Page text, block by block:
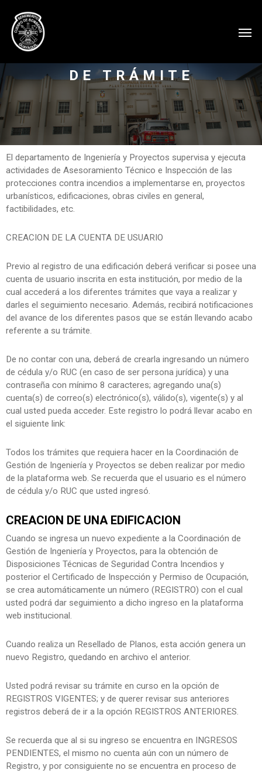
DE TRÁMITE
El departamento de Ingeniería y Proyectos supervisa y ejecuta
actividades de Asesoramiento Técnico e Inspección de las
protecciones contra incendios a implementarse en, proyectos
urbanísticos, edificaciones, obras civiles en general,
factibilidades, etc.
CREACION DE LA CUENTA DE USUARIO
Previo al registro de una edificación deberá verificar si posee una
cuenta de usuario inscrita en esta institución, por medio de la
cual accederá a los diferentes trámites que vaya a realizar y
darles el seguimiento necesario. Además, recibirá notificaciones
del avance de los diferentes pasos que se están llevando acabo
referente a su trámite.
De no contar con una, deberá de crearla ingresando un número
de cédula y/o RUC (en caso de ser persona jurídica) y una
contraseña con mínimo 8 caracteres; agregando una(s)
cuenta(s) de correo(s) electrónico(s), válido(s), vigente(s) y al
cual usted pueda acceder. Este registro lo podrá llevar acabo en
el siguiente link:
Todos los trámites que requiera hacer en la Coordinación de
Gestión de Ingeniería y Proyectos se deben realizar por medio
de la plataforma web. Se recuerda que el usuario es el número
de cédula y/o RUC que usted ingresó.
CREACION DE UNA EDIFICACION
Cuando se ingresa un nuevo expediente a la Coordinación de
Gestión de Ingeniería y Proyectos, para la obtención de
Disposiciones Técnicas de Seguridad Contra Incendios y
posterior el Certificado de Inspección y Permiso de Ocupación,
se crea automáticamente un número (REGISTRO) con el cual
usted podrá dar seguimiento a dicho ingreso en la plataforma
web institucional.
Cuando realiza un Resellado de Planos, esta acción genera un
nuevo Registro, quedando en archivo el anterior.
Usted podrá revisar su trámite en curso en la opción de
REGISTROS VIGENTES; y de querer revisar sus anteriores
registros deberá de ir a la opción REGISTROS ANTERIORES.
Se recuerda que al si su ingreso se encuentra en INGRESOS
PENDIENTES, el mismo no cuenta aún con un número de
Registro, y por consiguiente no se encuentra en proceso de